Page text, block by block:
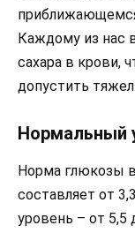
Каждому из нас
сахара в крови,
допустить
Нормальный
Норма глюкозы
составляет от
уровень – от 5,5